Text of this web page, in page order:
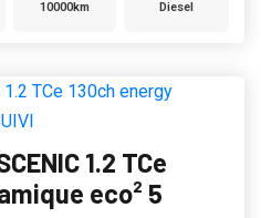
10000km Diesel
1.2 TCe
eco² 5